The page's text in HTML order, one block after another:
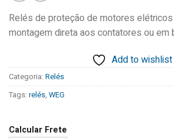
Relés de proteção de motores
montagem direta aos contatores ou em
Add to wishlist
Categoria: Relés
Tags: relés, WEG
Calcular Frete